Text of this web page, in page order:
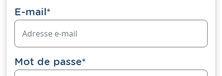
E-mail*
Mot de passe*